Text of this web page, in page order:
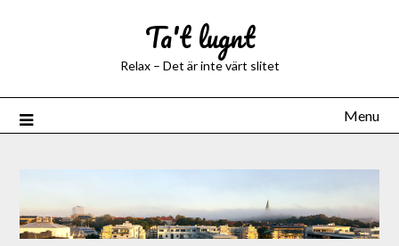
Ta't lugnt
Relax – Det är inte värt slitet
Menu